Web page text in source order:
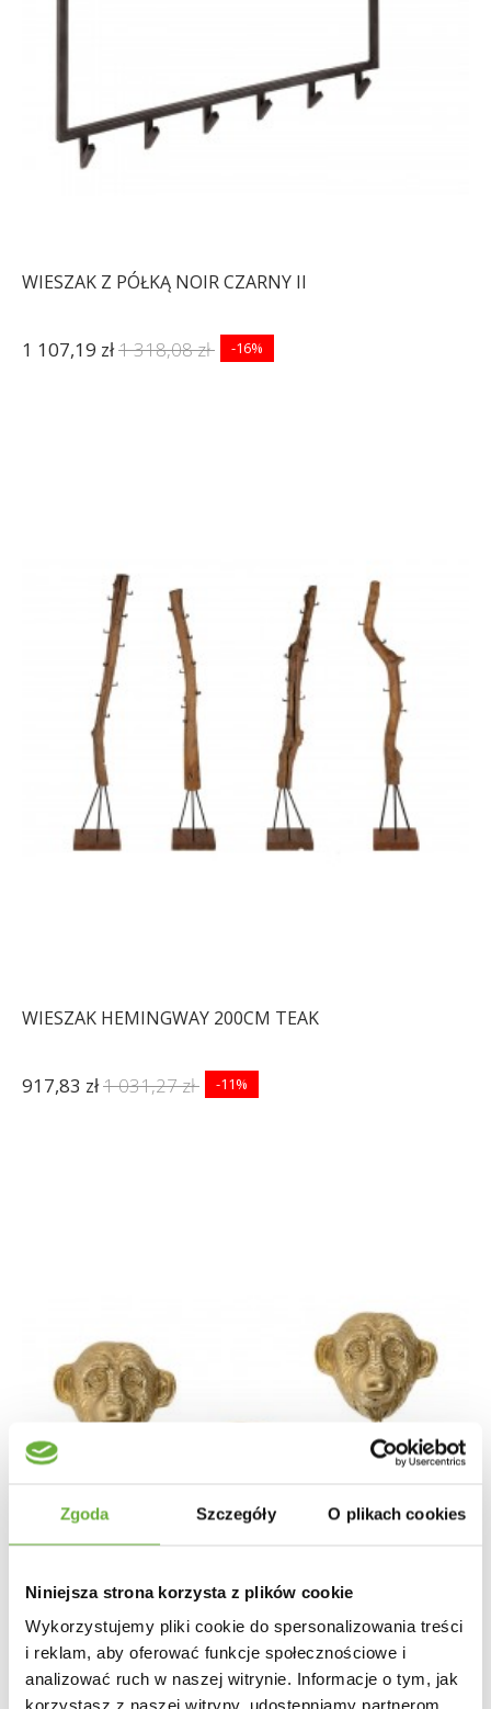
Zgoda Szczegóły O plikach cookies
Niniejsza strona korzysta z plików cookie
Wykorzystujemy pliki cookie do spersonalizowania treści
i reklam, aby oferować funkcje społecznościowe i
analizować ruch w naszej witrynie. Informacje o tym, jak
korzystasz z naszej witryny, udostępniamy partnerom
WIESZAK Z PÓŁKĄ NOIR CZARNY II
1 107,19 zł1 318,08 zł -16%
WIESZAK HEMINGWAY 200CM TEAK
917,83 zł1 031,27 zł -11%